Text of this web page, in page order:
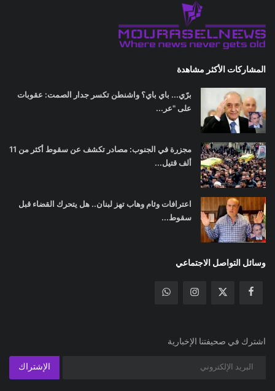
المشاركات الأكثر مشاهدة
برّي... باي باي؟ واشنطن تكسر جدار الصمت: عقوبات
على "عر...
مجزرة في الجنوب: مصادر تكشف عن سقوط أكثر من 11
ألف قتيل...
اعترافات وئام وهاب تهز لبنان.. هل يتحرك القضاء قبل
سقوط...
وسائل التواصل الاجتماعي
اشترك في صحيفتنا الإخبارية
الإشتراك